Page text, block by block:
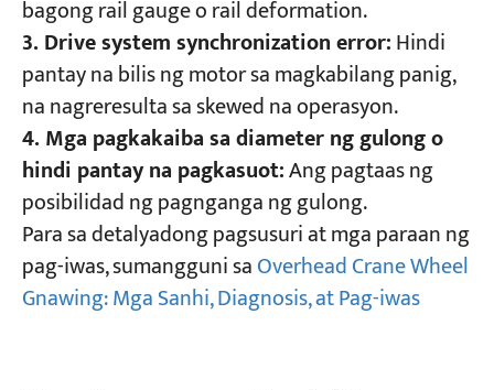
bagong rail gauge o rail deformation.
3. Drive system synchronization error:Hindi
pantay na bilis ng motor sa magkabilang panig,
na nagreresulta sa skewed na operasyon.
4. Mga pagkakaiba sa diameter ng gulong o
hindi pantay na pagkasuot:Ang pagtaas ng
posibilidad ng pagnganga ng gulong.
Para sa detalyadong pagsusuri at mga paraan ng
pag-iwas, sumangguni saOverhead Crane Wheel
Gnawing: Mga Sanhi, Diagnosis, at Pag-iwas